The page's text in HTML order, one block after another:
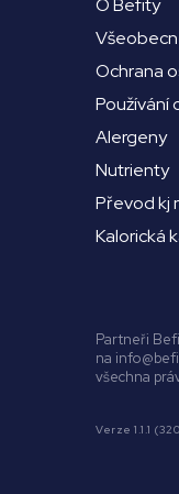
O Befity
Ochrana
Používání
Alergeny
Nutrienty
Převod kj
Kalorická
Partneři
na
všechna
Verze 1.1.1